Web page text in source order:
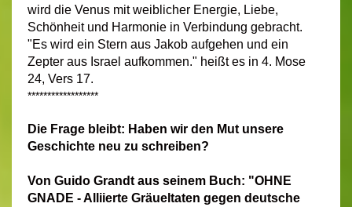
wird die Venus mit weiblicher Energie, Liebe,
Schönheit und Harmonie in Verbindung gebracht.
"Es wird ein Stern aus Jakob aufgehen und ein
Zepter aus Israel aufkommen." heißt es in 4. Mose
24, Vers 17.
******************
Die Frage bleibt: Haben wir den Mut unsere
Geschichte neu zu schreiben?
Von Guido Grandt aus seinem Buch: "OHNE
GNADE - Alliierte Gräueltaten gegen deutsche